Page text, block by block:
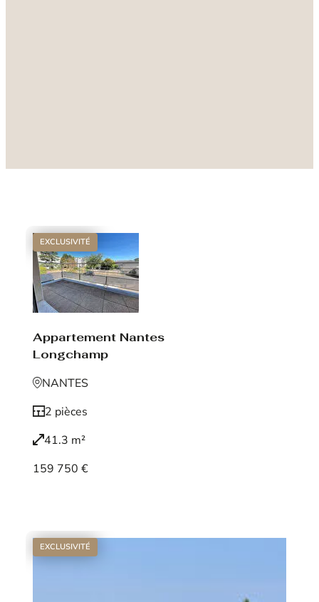
EXCLUSIVITÉ
Appartement Nantes
Longchamp
NANTES
2 pièces
41.3 m²
159 750 €
EXCLUSIVITÉ